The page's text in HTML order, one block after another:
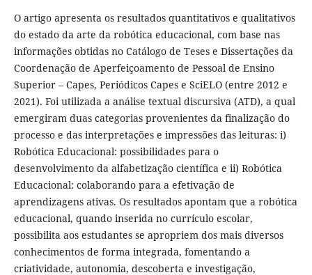
O artigo apresenta os resultados quantitativos e qualitativos
do estado da arte da robótica educacional, com base nas
informações obtidas no Catálogo de Teses e Dissertações da
Coordenação de Aperfeiçoamento de Pessoal de Ensino
Superior – Capes, Periódicos Capes e SciELO (entre 2012 e
2021). Foi utilizada a análise textual discursiva (ATD), a qual
emergiram duas categorias provenientes da finalização do
processo e das interpretações e impressões das leituras: i)
Robótica Educacional: possibilidades para o
desenvolvimento da alfabetização científica e ii) Robótica
Educacional: colaborando para a efetivação de
aprendizagens ativas. Os resultados apontam que a robótica
educacional, quando inserida no currículo escolar,
possibilita aos estudantes se apropriem dos mais diversos
conhecimentos de forma integrada, fomentando a
criatividade, autonomia, descoberta e investigação,